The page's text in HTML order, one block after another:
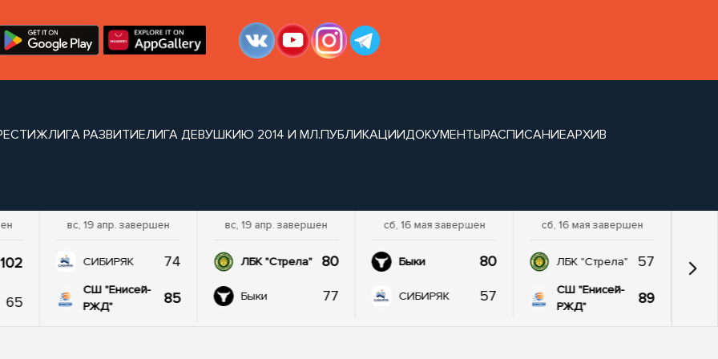
ЛИГА РАЗВИТИЕЛИГА ДЕВУШКИЮ 2014 И МЛ.ПУБЛИКАЦИИДОКУМЕНТЫРАСПИСАНИЕАРХИВ
102
65
вс, 19 апр. завершен
СИБИРЯК 74
СШ "Енисей-
РЖД"
85
вс, 19 апр. завершен
ЛБК "Стрела" 80
Быки 77
сб, 16 мая завершен
Быки 80
СИБИРЯК 57
сб, 16 мая завершен
ЛБК "Стрела" 57
СШ "Енисей-
РЖД"
89